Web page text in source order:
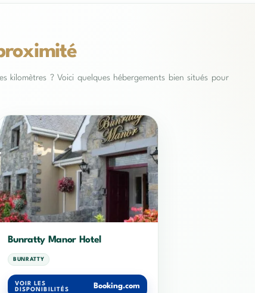
kilomètres ? Voici quelques hébergements bien situés pour
Bunratty Manor Hotel
BUNRATTY
VOIR LES
DISPONIBILITÉS
Booking.com